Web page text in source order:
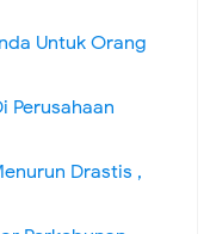
Untuk Orang
Perusahaan
Drastis ,